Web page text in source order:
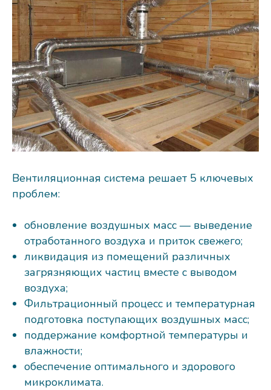
Вентиляционная система решает 5 ключевых
проблем:
обновление воздушных масс — выведение
отработанного воздуха и приток свежего;
ликвидация из помещений различных
загрязняющих частиц вместе с выводом
воздуха;
Фильтрационный процесс и температурная
подготовка поступающих воздушных масс;
поддержание комфортной температуры и
влажности;
обеспечение оптимального и здорового
микроклимата.